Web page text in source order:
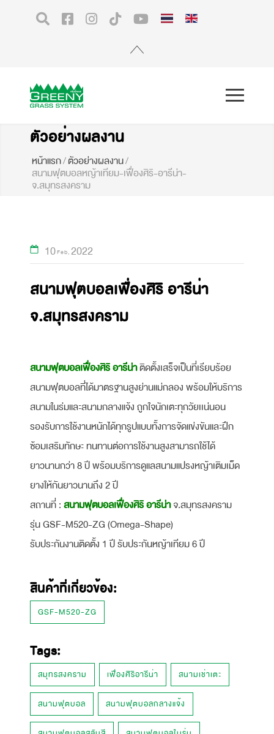
ตัวอย่างผลงาน
หน้าแรก/ตัวอย่างผลงาน/
สนามฟุตบอลหญ้าเทียม-เฟื่องศิริ-อารีน่า-
จ.สมุทรสงคราม
10Feb 2022
สนามฟุตบอลเฟื่องศิริ อารีน่า
จ.สมุทรสงคราม
สนามฟุตบอลเฟื่องศิริ อารีน่าติดตั้งเสร็จเป็นที่เรียบร้อย
สนามฟุตบอลที่ได้มาตรฐานสูงย่านแม่กลอง พร้อมให้บริการ
สนามในร่มและสนามกลางแจ้ง ถูกใจนักเตะทุกวัยเเน่นอน
รองรับการใช้งานหนักได้ทุกรูปแบบทั้งการจัดแข่งขันและฝึก
ซ้อมเสริมทักษะ ทนทานต่อการใช้งานสูงสามารถใช้ได้
ยาวนานกว่า 8 ปี พร้อมบริการดูแลสนามแปรงหญ้าเติมเม็ด
ยางให้กันยาวนานถึง 2 ปี
สถานที่ : สนามฟุตบอลเฟื่องศิริ อารีน่าจ.สมุทรสงคราม
รุ่น GSF-M520-ZG (Omega-Shape)
รับประกันงานติดตั้ง 1 ปี รับประกันหญ้าเทียม 6 ปี
สินค้าที่เกี่ยวข้อง:
GSF-M520-ZG
Tags:
สมุทรสงคราม เฟื่องศิริอารีน่า สนามเช่าเตะ
สนามฟุตบอล สนามฟุตบอลกลางแจ้ง